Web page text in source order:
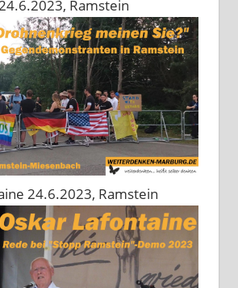
Ramstein
24.6.2023, Ramstein